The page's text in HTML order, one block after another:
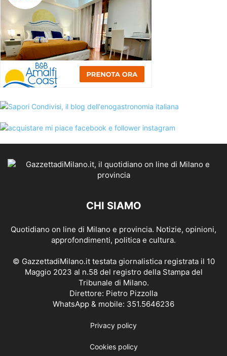
CHI SIAMO
Quotidiano on line di Milano e provincia. Notizie, opinioni,
approfondimenti, politica e cultura.
© GazzettadiMilano.it testata giornalistica registrata il 10
Maggio 2023 al n.58 del registro della Stampa del
Tribunale di Milano.
Direttore: Pietro Pizzolla
WhatsApp & mobile: 351.5646236
Privacy policy
Cookies policy